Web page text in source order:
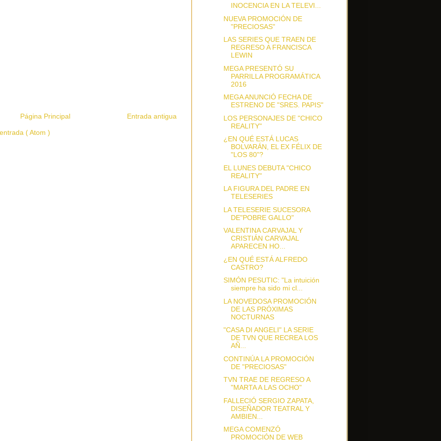
Entrada antigua
Página Principal
( Atom )
INOCENCIA EN LA TELEVI...
NUEVA PROMOCIÓN DE
"PRECIOSAS"
LAS SERIES QUE TRAEN DE
REGRESO A FRANCISCA
LEWIN
MEGA PRESENTÓ SU
PARRILLA PROGRAMÁTICA
2016
MEGA ANUNCIÓ FECHA DE
ESTRENO DE "SRES. PAPIS"
LOS PERSONAJES DE "CHICO
REALITY"
¿EN QUÉ ESTÁ LUCAS
BOLVARÁN, EL EX FÉLIX DE
"LOS 80"?
EL LUNES DEBUTA "CHICO
REALITY"
LA FIGURA DEL PADRE EN
TELESERIES
LA TELESERIE SUCESORA
DE"POBRE GALLO"
VALENTINA CARVAJAL Y
CRISTIÁN CARVAJAL
APARECEN HO...
¿EN QUÉ ESTÁ ALFREDO
CASTRO?
SIMÓN PESUTIC: "La intuición
siempre ha sido mi cl...
LA NOVEDOSA PROMOCIÓN
DE LAS PRÓXIMAS
NOCTURNAS
"CASA DI ANGELI" LA SERIE
DE TVN QUE RECREA LOS
AÑ...
CONTINÚA LA PROMOCIÓN
DE "PRECIOSAS"
TVN TRAE DE REGRESO A
"MARTA A LAS OCHO"
FALLECIÓ SERGIO ZAPATA,
DISEÑADOR TEATRAL Y
AMBIEN...
MEGA COMENZÓ
PROMOCIÓN DE WEB